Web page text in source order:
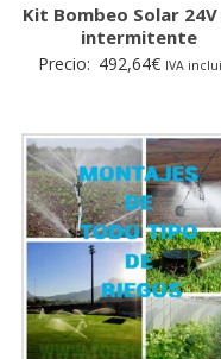
Kit Bombeo Solar 24V
intermitente
Precio: 492,64€ IVA